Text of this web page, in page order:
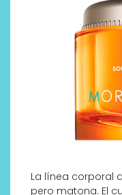
La línea corporal
pero matona. El